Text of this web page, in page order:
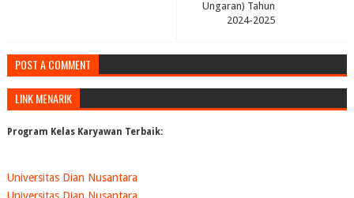
Ungaran) Tahun
2024-2025
POST A COMMENT
LINK MENARIK
Program Kelas Karyawan Terbaik:
Universitas Dian Nusantara